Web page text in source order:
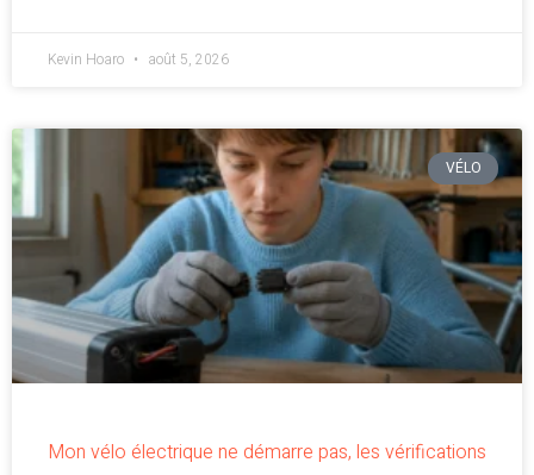
Kevin Hoaro août 5, 2026
VÉLO
Mon vélo électrique ne démarre pas, les vérifications